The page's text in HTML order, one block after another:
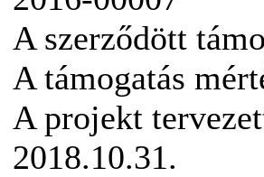
A szerződött
A támogatás
A projekt
2018.10.31.